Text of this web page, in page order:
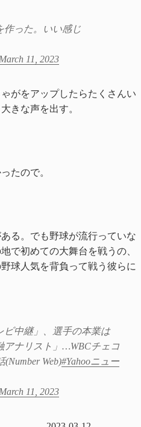
作った。いい感じ
March 11, 2023
がをアップしたらたくさんい
きな声を出す。
たので。
る。でも野球が流行っていな
で初めての大舞台を戦うの、
球人気を背負って戦う彼らに
ビ中継」、選手の本業は
アナリスト」…WBCチェコ
Web)#Yahooニュー
March 11, 2023